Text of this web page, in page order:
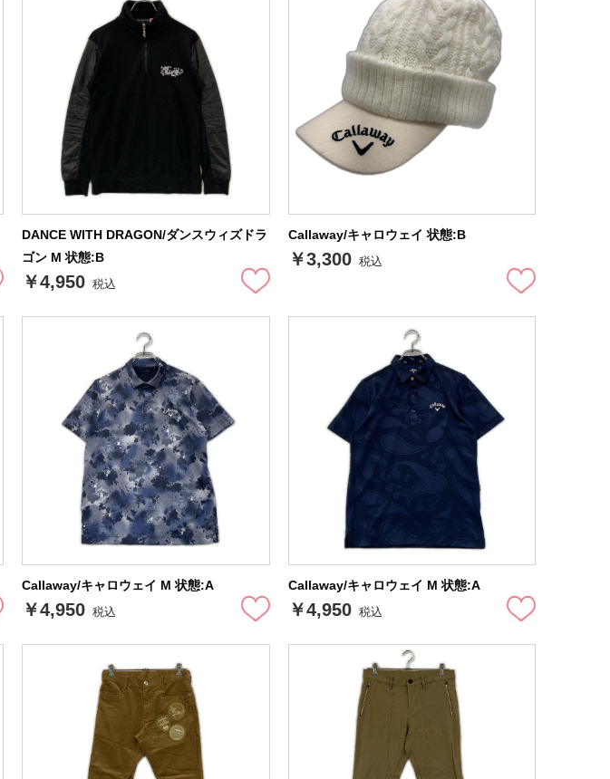
DANCE WITH DRAGON/ダンスウィズドラ
ゴン M 状態:B
￥4,950 税込
Callaway/キャロウェイ 状態:B
￥3,300 税込
Callaway/キャロウェイ M 状態:A
￥4,950 税込
Callaway/キャロウェイ M 状態:A
￥4,950 税込